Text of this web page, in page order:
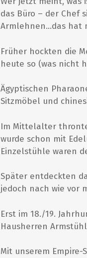
das Büro – der Chef
Armlehnen…das hat
Früher hockten die
heute so (was nicht
Ägyptischen
Sitzmöbel und
Im Mittelalter
wurde schon mit
Einzelstühle waren
Später entdeckten
jedoch nach wie vor
Erst im 18./19.
Hausherren
Mit unserem